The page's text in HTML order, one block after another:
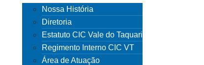
Nossa História
Diretoria
Estatuto CIC Vale do Taquari
Regimento Interno CIC VT
Área de Atuação